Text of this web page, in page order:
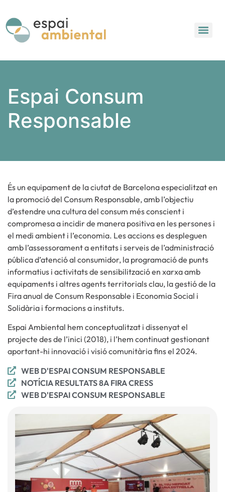
Espai Consum
Responsable
És un equipament de la ciutat de Barcelona especialitzat en
la promoció del Consum Responsable, amb l’objectiu
d’estendre una cultura del consum més conscient i
compromesa a incidir de manera positiva en les persones i
el medi ambient i l’economia. Les accions es despleguen
amb l’assessorament a entitats i serveis de l’administració
pública d’atenció al consumidor, la programació de punts
informatius i activitats de sensibilització en xarxa amb
equipaments i altres agents territorials clau, la gestió de la
Fira anual de Consum Responsable i Economia Social i
Solidària i formacions a instituts.
Espai Ambiental hem conceptualitzat i dissenyat el
projecte des de l’inici (2018), i l’hem continuat gestionant
aportant-hi innovació i visió comunitària fins el 2024.
WEB D'ESPAI CONSUM RESPONSABLE
NOTÍCIA RESULTATS 8A FIRA CRESS
WEB D'ESPAI CONSUM RESPONSABLE